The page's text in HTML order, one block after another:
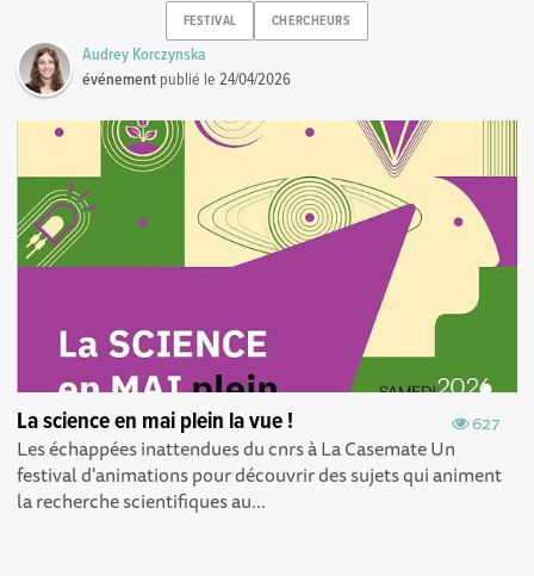
FESTIVAL CHERCHEURS
Audrey Korczynska
événement publié le24/04/2026
627
La science en mai plein la vue !
Les échappées inattendues du cnrs à La Casemate Un
festival d'animations pour découvrir des sujets qui animent
la recherche scientifiques au...